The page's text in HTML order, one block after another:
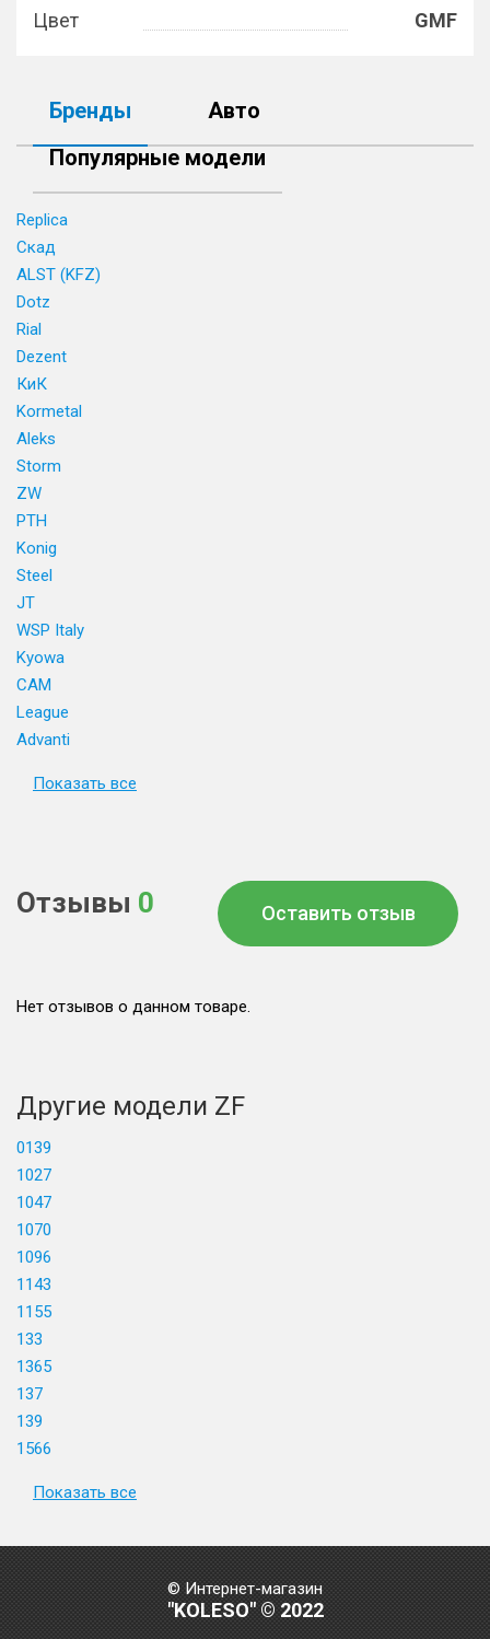
Цвет
GMF
Бренды
Авто
Популярные модели
Replica
Скад
ALST (KFZ)
Dotz
Rial
Dezent
КиК
Kormetal
Aleks
Storm
ZW
PTH
Konig
Steel
JT
WSP Italy
Kyowa
CAM
League
Advanti
Показать все
Отзывы 0 Оставить отзыв
Нет отзывов о данном товаре.
Другие модели ZF
0139
1027
1047
1070
1096
1143
1155
133
1365
137
139
1566
Показать все
© Интернет-магазин
"KOLESO" © 2022